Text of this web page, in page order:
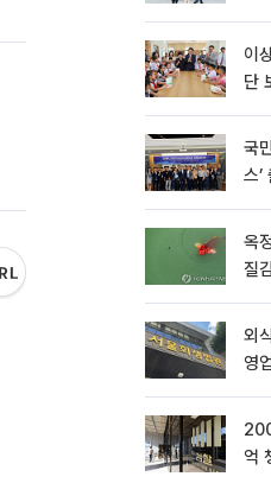
이
단
국
스
옥
질
외
영
억